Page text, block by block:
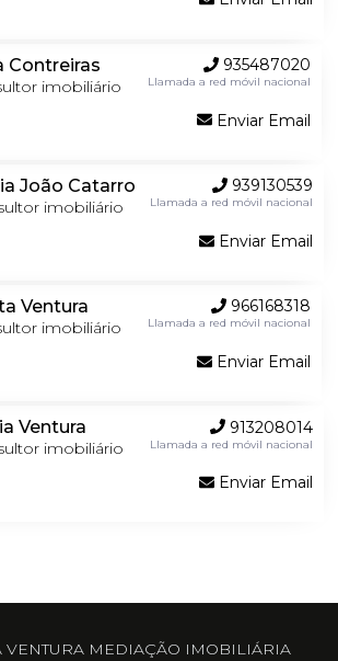
Contreiras
imobiliário
935487020
Llamada a red móvil nacional
Enviar Email
João Catarro
imobiliário
939130539
Llamada a red móvil nacional
Enviar Email
Ventura
imobiliário
966168318
Llamada a red móvil nacional
Enviar Email
Ventura
imobiliário
913208014
Llamada a red móvil nacional
Enviar Email
VENTURA MEDIAÇÃO IMOBILIÁRIA